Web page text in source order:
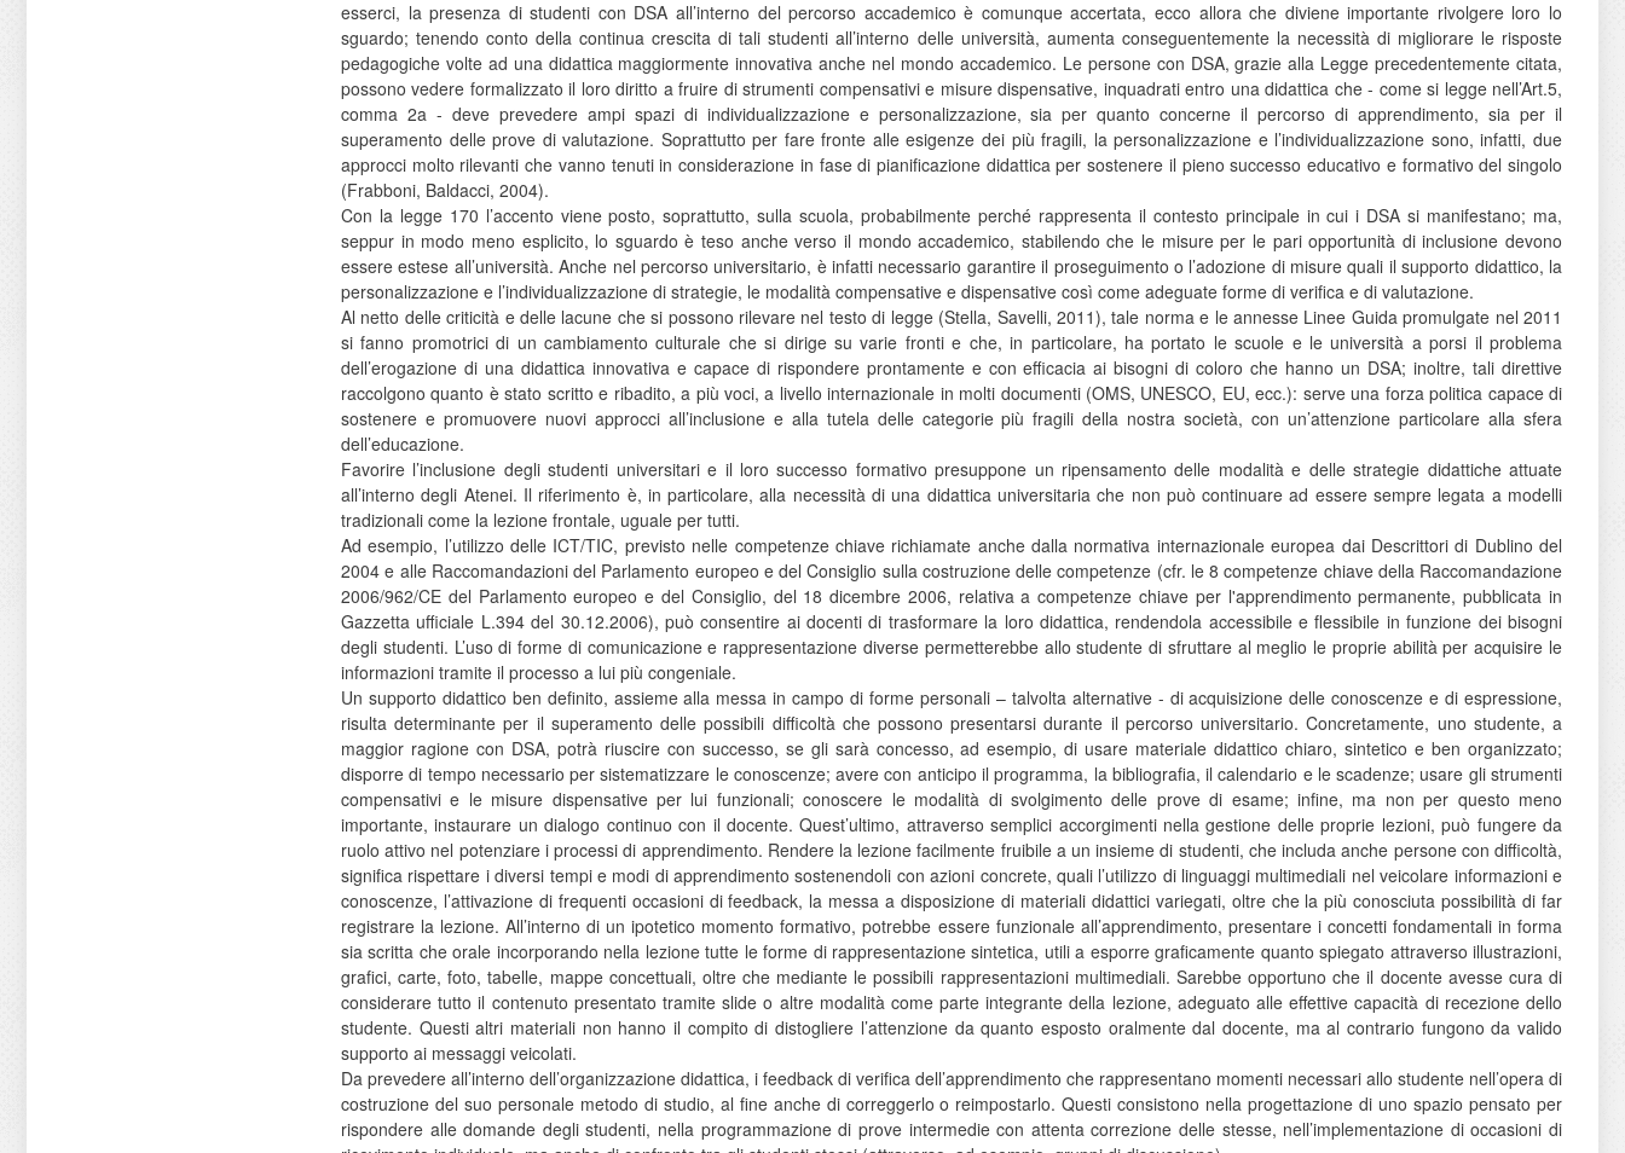
esserci, la presenza di studenti con DSA all’interno del percorso accademico è comunque accertata, ecco allora che diviene importante rivolgere loro lo
sguardo; tenendo conto della continua crescita di tali studenti all’interno delle università, aumenta conseguentemente la necessità di migliorare le risposte
pedagogiche volte ad una didattica maggiormente innovativa anche nel mondo accademico. Le persone con DSA, grazie alla Legge precedentemente citata,
possono vedere formalizzato il loro diritto a fruire di strumenti compensativi e misure dispensative, inquadrati entro una didattica che - come si legge nell’Art.5,
comma 2a - deve prevedere ampi spazi di individualizzazione e personalizzazione, sia per quanto concerne il percorso di apprendimento, sia per il
superamento delle prove di valutazione. Soprattutto per fare fronte alle esigenze dei più fragili, la personalizzazione e l’individualizzazione sono, infatti, due
approcci molto rilevanti che vanno tenuti in considerazione in fase di pianificazione didattica per sostenere il pieno successo educativo e formativo del singolo
(Frabboni, Baldacci, 2004).
Con la legge 170 l’accento viene posto, soprattutto, sulla scuola, probabilmente perché rappresenta il contesto principale in cui i DSA si manifestano; ma,
seppur in modo meno esplicito, lo sguardo è teso anche verso il mondo accademico, stabilendo che le misure per le pari opportunità di inclusione devono
essere estese all’università. Anche nel percorso universitario, è infatti necessario garantire il proseguimento o l’adozione di misure quali il supporto didattico, la
personalizzazione e l’individualizzazione di strategie, le modalità compensative e dispensative così come adeguate forme di verifica e di valutazione.
Al netto delle criticità e delle lacune che si possono rilevare nel testo di legge (Stella, Savelli, 2011), tale norma e le annesse Linee Guida promulgate nel 2011
si fanno promotrici di un cambiamento culturale che si dirige su varie fronti e che, in particolare, ha portato le scuole e le università a porsi il problema
dell’erogazione di una didattica innovativa e capace di rispondere prontamente e con efficacia ai bisogni di coloro che hanno un DSA; inoltre, tali direttive
raccolgono quanto è stato scritto e ribadito, a più voci, a livello internazionale in molti documenti (OMS, UNESCO, EU, ecc.): serve una forza politica capace di
sostenere e promuovere nuovi approcci all’inclusione e alla tutela delle categorie più fragili della nostra società, con un’attenzione particolare alla sfera
dell’educazione.
Favorire l’inclusione degli studenti universitari e il loro successo formativo presuppone un ripensamento delle modalità e delle strategie didattiche attuate
all’interno degli Atenei. Il riferimento è, in particolare, alla necessità di una didattica universitaria che non può continuare ad essere sempre legata a modelli
tradizionali come la lezione frontale, uguale per tutti.
Ad esempio, l’utilizzo delle ICT/TIC, previsto nelle competenze chiave richiamate anche dalla normativa internazionale europea dai Descrittori di Dublino del
2004 e alle Raccomandazioni del Parlamento europeo e del Consiglio sulla costruzione delle competenze (cfr. le 8 competenze chiave della Raccomandazione
2006/962/CE del Parlamento europeo e del Consiglio, del 18 dicembre 2006, relativa a competenze chiave per l'apprendimento permanente, pubblicata in
Gazzetta ufficiale L.394 del 30.12.2006), può consentire ai docenti di trasformare la loro didattica, rendendola accessibile e flessibile in funzione dei bisogni
degli studenti. L’uso di forme di comunicazione e rappresentazione diverse permetterebbe allo studente di sfruttare al meglio le proprie abilità per acquisire le
informazioni tramite il processo a lui più congeniale.
Un supporto didattico ben definito, assieme alla messa in campo di forme personali – talvolta alternative - di acquisizione delle conoscenze e di espressione,
risulta determinante per il superamento delle possibili difficoltà che possono presentarsi durante il percorso universitario. Concretamente, uno studente, a
maggior ragione con DSA, potrà riuscire con successo, se gli sarà concesso, ad esempio, di usare materiale didattico chiaro, sintetico e ben organizzato;
disporre di tempo necessario per sistematizzare le conoscenze; avere con anticipo il programma, la bibliografia, il calendario e le scadenze; usare gli strumenti
compensativi e le misure dispensative per lui funzionali; conoscere le modalità di svolgimento delle prove di esame; infine, ma non per questo meno
importante, instaurare un dialogo continuo con il docente. Quest’ultimo, attraverso semplici accorgimenti nella gestione delle proprie lezioni, può fungere da
ruolo attivo nel potenziare i processi di apprendimento. Rendere la lezione facilmente fruibile a un insieme di studenti, che includa anche persone con difficoltà,
significa rispettare i diversi tempi e modi di apprendimento sostenendoli con azioni concrete, quali l’utilizzo di linguaggi multimediali nel veicolare informazioni e
conoscenze, l’attivazione di frequenti occasioni di feedback, la messa a disposizione di materiali didattici variegati, oltre che la più conosciuta possibilità di far
registrare la lezione. All’interno di un ipotetico momento formativo, potrebbe essere funzionale all’apprendimento, presentare i concetti fondamentali in forma
sia scritta che orale incorporando nella lezione tutte le forme di rappresentazione sintetica, utili a esporre graficamente quanto spiegato attraverso illustrazioni,
grafici, carte, foto, tabelle, mappe concettuali, oltre che mediante le possibili rappresentazioni multimediali. Sarebbe opportuno che il docente avesse cura di
considerare tutto il contenuto presentato tramite slide o altre modalità come parte integrante della lezione, adeguato alle effettive capacità di recezione dello
studente. Questi altri materiali non hanno il compito di distogliere l’attenzione da quanto esposto oralmente dal docente, ma al contrario fungono da valido
supporto ai messaggi veicolati.
Da prevedere all’interno dell’organizzazione didattica, i feedback di verifica dell’apprendimento che rappresentano momenti necessari allo studente nell’opera di
costruzione del suo personale metodo di studio, al fine anche di correggerlo o reimpostarlo. Questi consistono nella progettazione di uno spazio pensato per
rispondere alle domande degli studenti, nella programmazione di prove intermedie con attenta correzione delle stesse, nell’implementazione di occasioni di